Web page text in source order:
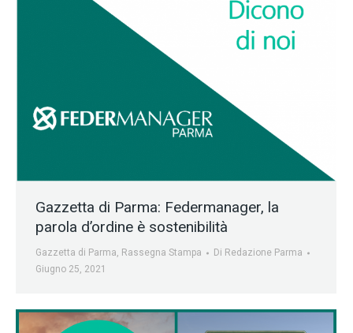
Gazzetta di Parma: Federmanager, la
parola d’ordine è sostenibilità
Gazzetta di Parma, Rassegna Stampa Di Redazione Parma
Giugno 25, 2021